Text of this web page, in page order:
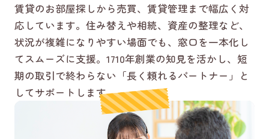
賃貸のお部屋探しから売買、賃貸管理まで幅広く対
応しています。住み替えや相続、資産の整理など、
状況が複雑になりやすい場面でも、窓口を一本化し
てスムーズに支援。1710年創業の知見を活かし、短
期の取引で終わらない「長く頼れるパートナー」と
してサポートします。